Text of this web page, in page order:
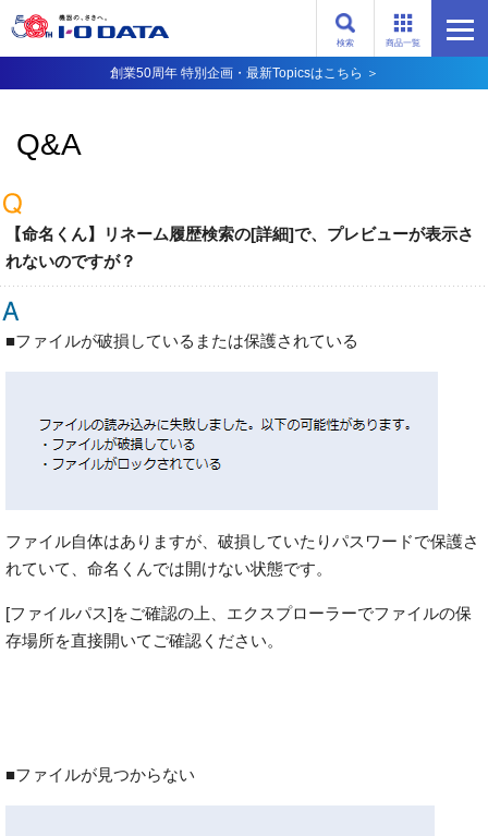
商品一覧
検索
創業50周年 特別企画・最新Topicsはこちら ＞
Q&A
【命名くん】リネーム履歴検索の[詳細]で、プレビューが表示さ
れないのですが？
■ファイルが破損しているまたは保護されている
ファイル自体はありますが、破損していたりパスワードで保護さ
れていて、命名くんでは開けない状態です。
[ファイルパス]をご確認の上、エクスプローラーでファイルの保
存場所を直接開いてご確認ください。
■ファイルが見つからない